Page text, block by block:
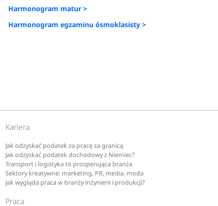
Harmonogram matur >
Harmonogram egzaminu ósmoklasisty >
Kariera
Jak odzyskać podatek za pracę za granicą
Jak odzyskać podatek dochodowy z Niemiec?
Transport i logistyka to prosperująca branża
Sektory kreatywne: marketing, PR, media, moda
Jak wygląda praca w branży inżynierii i produkcji?
Praca